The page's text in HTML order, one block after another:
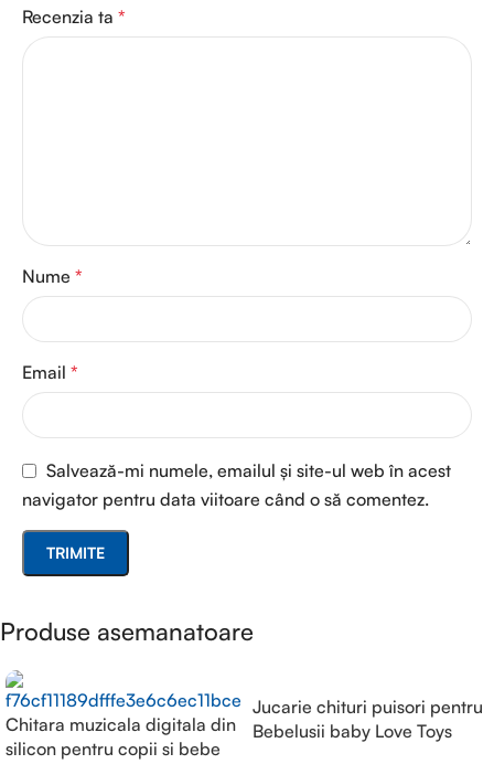
Recenzia ta *
Nume *
Email *
Salvează-mi numele, emailul și site-ul web în acest
navigator pentru data viitoare când o să comentez.
Produse asemanatoare
Chitara muzicala digitala din
silicon pentru copii si bebe
Jucarie chituri puisori pentru
Bebelusii baby Love Toys